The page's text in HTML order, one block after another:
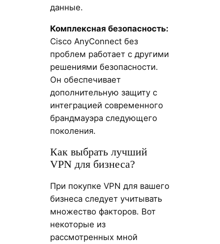
данные.
Комплексная безопасность:
Cisco AnyConnect без
проблем работает с другими
решениями безопасности.
Он обеспечивает
дополнительную защиту с
интеграцией современного
брандмауэра следующего
поколения.
Как выбрать лучший
VPN для бизнеса?
При покупке VPN для вашего
бизнеса следует учитывать
множество факторов. Вот
некоторые из
рассмотренных мной